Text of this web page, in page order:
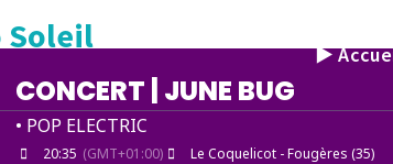
►
CONCERT | JUNE BUG
• POP ELECTRIC
20:35 (GMT+01:00) Le Coquelicot - Fougères (35)